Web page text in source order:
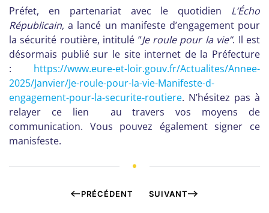
Préfet, en partenariat avec le quotidien L’Écho
Républicain, a lancé un manifeste d’engagement pour
la sécurité routière, intitulé “Je roule pour la vie”. Il est
désormais publié sur le site internet de la Préfecture
: https://www.eure-et-loir.gouv.fr/Actualites/Annee-
2025/Janvier/Je-roule-pour-la-vie-Manifeste-d-
engagement-pour-la-securite-routiere. N’hésitez pas à
relayer ce lien au travers vos moyens de
communication. Vous pouvez également signer ce
manisfeste.
PRÉCÉDENT SUIVANT